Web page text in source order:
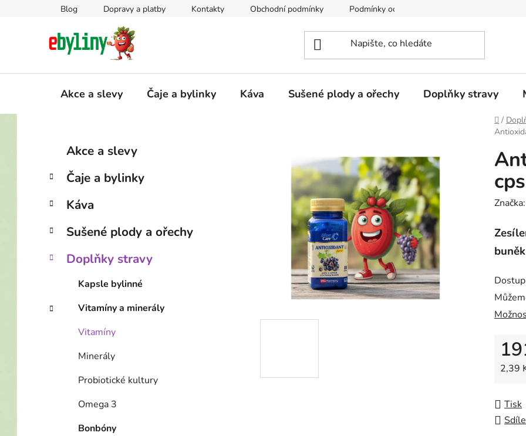
Blog Dopravy a platby Kontakty Obchodní podmínky Podmínky ochrany osobních údajů
Akce a slevy Čaje a bylinky Káva Sušené plody a ořechy Doplňky stravy
Domů
/
s
r
n
n
í
n
Přeskočit
kategorie
e
o
i
Akce a slevy
Čaje a bylinky
Káva
Sušené plody a ořechy
Doplňky stravy
Kapsle bylinné
Vitamíny a minerály
Vitamíny
Minerály
Probiotické kultury
Omega 3
Bonbóny
2,39
Tisk